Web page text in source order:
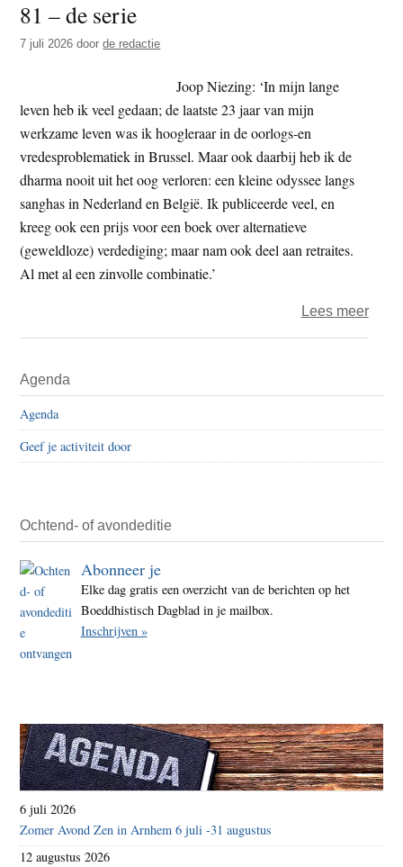
t
e
e
s
e
81 – de serie
7 juli 2026 doorde redactie
Joop Niezing: ‘In mijn lange
leven heb ik veel gedaan; de laatste 23 jaar van mijn
werkzame leven was ik hoogleraar in de oorlogs-en
vredesproblematiek in Brussel. Maar ook daarbij heb ik de
dharma nooit uit het oog verloren: een kleine odyssee langs
sanghas in Nederland en België. Ik publiceerde veel, en
kreeg ook een prijs voor een boek over alternatieve
(geweldloze) verdediging; maar nam ook deel aan retraites.
Al met al een zinvolle combinatie.’
Lees meerover
81
Sidebar
Agenda
Agenda
Geef je activiteit door
Ochtend- of avondeditie
Abonneer je
Elke dag gratis een overzicht van de berichten op het
Boeddhistisch Dagblad in je mailbox.
Inschrijven »
6 juli 2026
Zomer Avond Zen in Arnhem 6 juli -31 augustus
12 augustus 2026